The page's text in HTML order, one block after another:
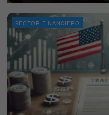
SECTOR FINANCIERO